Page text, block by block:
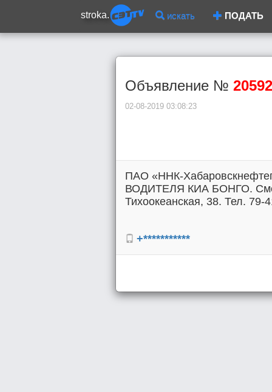
stroka. искать ПОДАТЬ
Объявление № 20592
02-08-2019 03:08:23
ПАО «ННК-
ВОДИТЕЛЯ КИА БОНГО.
Тихоокеанская, 38. Тел. 79-
+***********